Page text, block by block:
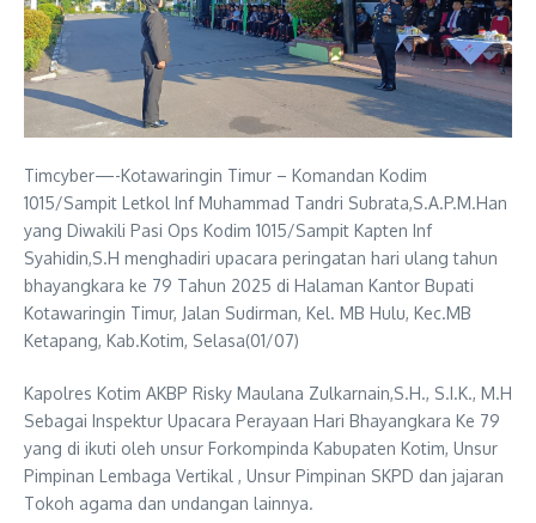
Timcyber—-Kotawaringin Timur – Komandan Kodim
1015/Sampit Letkol Inf Muhammad Tandri Subrata,S.A.P.M.Han
yang Diwakili Pasi Ops Kodim 1015/Sampit Kapten Inf
Syahidin,S.H menghadiri upacara peringatan hari ulang tahun
bhayangkara ke 79 Tahun 2025 di Halaman Kantor Bupati
Kotawaringin Timur, Jalan Sudirman, Kel. MB Hulu, Kec.MB
Ketapang, Kab.Kotim, Selasa(01/07)
Kapolres Kotim AKBP Risky Maulana Zulkarnain,S.H., S.I.K., M.H
Sebagai Inspektur Upacara Perayaan Hari Bhayangkara Ke 79
yang di ikuti oleh unsur Forkompinda Kabupaten Kotim, Unsur
Pimpinan Lembaga Vertikal , Unsur Pimpinan SKPD dan jajaran
Tokoh agama dan undangan lainnya.